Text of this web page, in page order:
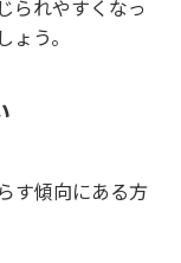
られやすくなっ
う。
す傾向にある方